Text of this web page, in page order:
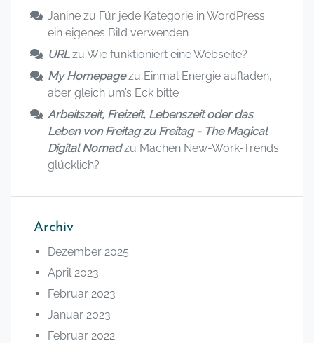
Janine zu Für jede Kategorie in WordPress
ein eigenes Bild verwenden
URLzu Wie funktioniert eine Webseite?
My Homepagezu Einmal Energie aufladen,
aber gleich um’s Eck bitte
Arbeitszeit, Freizeit, Lebenszeit oder das
Leben von Freitag zu Freitag - The Magical
Digital Nomadzu Machen New-Work-Trends
glücklich?
Archiv
Dezember 2025
April 2023
Februar 2023
Januar 2023
Februar 2022